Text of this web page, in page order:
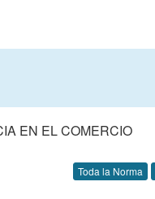
EN EL COMERCIO
Toda la Norma